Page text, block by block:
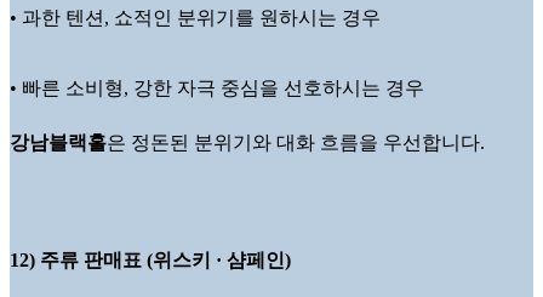
• 과한 텐션, 쇼적인 분위기를 원하시는 경우
• 빠른 소비형, 강한 자극 중심을 선호하시는 경우
강남블랙홀은 정돈된 분위기와 대화 흐름을 우선합니다.
12) 주류 판매표 (위스키 · 샴페인)